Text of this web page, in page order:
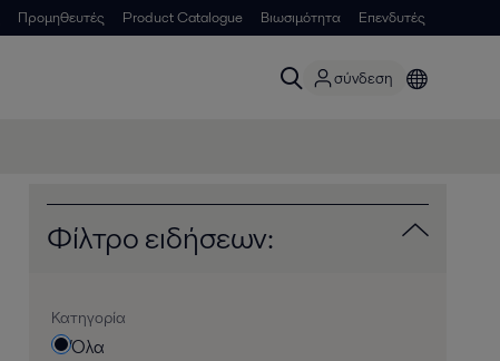
Προμηθευτές Product Catalogue Βιωσιμότητα Επενδυτές
σύνδεση
Φίλτρο ειδήσεων:
Κατηγορία
Όλα